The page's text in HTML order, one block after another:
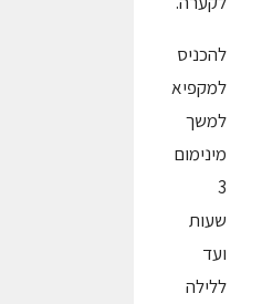
להכניס
למקפיא
למשך
מינימום
3
שעות
ועד
ללילה